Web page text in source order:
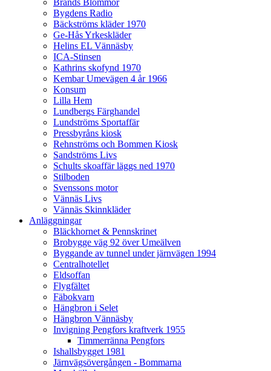
Brands Blommor
Bygdens Radio
Bäckströms kläder 1970
Ge-Hås Yrkeskläder
Helins EL Vännäsby
ICA-Stinsen
Kathrins skofynd 1970
Kembar Umevägen 4 år 1966
Konsum
Lilla Hem
Lundbergs Färghandel
Lundströms Sportaffär
Pressbyråns kiosk
Rehnströms och Bommen Kiosk
Sandströms Livs
Schults skoaffär läggs ned 1970
Stilboden
Svenssons motor
Vännäs Livs
Vännäs Skinnkläder
Anläggningar
Bläckhornet & Pennskrinet
Brobygge väg 92 över Umeälven
Byggande av tunnel under järnvägen 1994
Centralhotellet
Eldsoffan
Flygfältet
Fäbokvarn
Hängbron i Selet
Hängbron Vännäsby
Invigning Pengfors kraftverk 1955
Timmerränna Pengfors
Ishallsbygget 1981
Järnvägsövergången - Bommarna